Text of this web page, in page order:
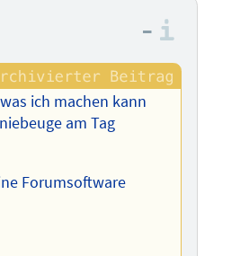
–
ich machen kann
am Tag
Forumsoftware